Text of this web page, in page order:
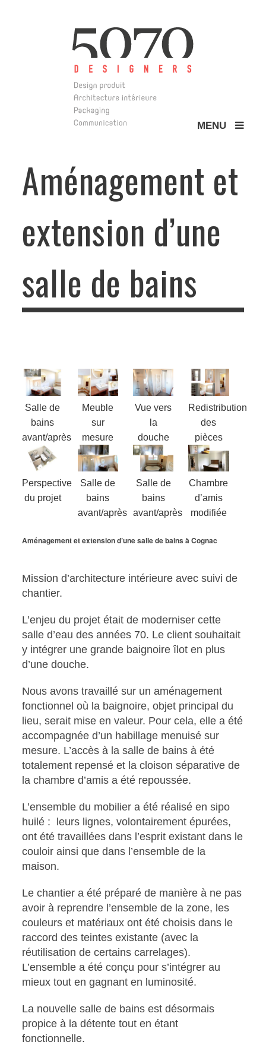
MENU
Aménagement et
extension d’une
salle de bains
Salle de
bains
avant/après
Meuble
sur
mesure
Vue vers
la
douche
Redistribution
des
pièces
Perspective
du projet
Salle de
bains
avant/après
Salle de
bains
avant/après
Chambre
d’amis
modifiée
Aménagement et extension d’une salle de bains à Cognac
Mission d’architecture intérieure avec suivi de
chantier.
L’enjeu du projet était de moderniser cette
salle d’eau des années 70. Le client souhaitait
y intégrer une grande baignoire îlot en plus
d’une douche.
Nous avons travaillé sur un aménagement
fonctionnel où la baignoire, objet principal du
lieu, serait mise en valeur. Pour cela, elle a été
accompagnée d’un habillage menuisé sur
mesure. L’accès à la salle de bains à été
totalement repensé et la cloison séparative de
la chambre d’amis a été repoussée.
L’ensemble du mobilier a été réalisé en sipo
huilé : leurs lignes, volontairement épurées,
ont été travaillées dans l’esprit existant dans le
couloir ainsi que dans l’ensemble de la
maison.
Le chantier a été préparé de manière à ne pas
avoir à reprendre l’ensemble de la zone, les
couleurs et matériaux ont été choisis dans le
raccord des teintes existante (avec la
réutilisation de certains carrelages).
L’ensemble a été conçu pour s’intégrer au
mieux tout en gagnant en luminosité.
La nouvelle salle de bains est désormais
propice à la détente tout en étant
fonctionnelle.